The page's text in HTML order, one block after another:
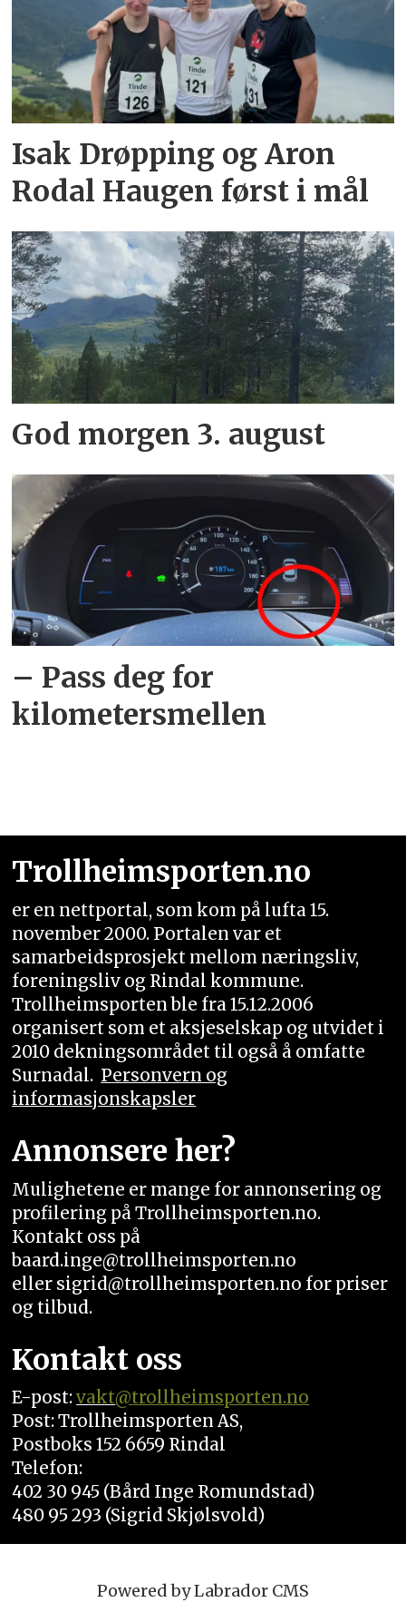
Isak Drøpping og Aron
Rodal Haugen først i mål
God morgen 3. august
– Pass deg for
kilometersmellen
Trollheimsporten.no
er en nettportal, som kom på lufta 15.
november 2000. Portalen var et
samarbeidsprosjekt mellom næringsliv,
foreningsliv og Rindal kommune.
Trollheimsporten ble fra 15.12.2006
organisert som et aksjeselskap og utvidet i
2010 dekningsområdet til også å omfatte
Surnadal. Personvern og
informasjonskapsler
Annonsere her?
Mulighetene er mange for annonsering og
profilering på Trollheimsporten.no.
Kontakt oss på
baard.inge@trollheimsporten.no
eller sigrid@trollheimsporten.no for priser
og tilbud.
Kontakt oss
E-post:vakt@trollheimsporten.no
Post: Trollheimsporten AS,
Postboks 152 6659 Rindal
Telefon:
402 30 945 (Bård Inge Romundstad)
480 95 293 (Sigrid Skjølsvold)
Powered by Labrador CMS